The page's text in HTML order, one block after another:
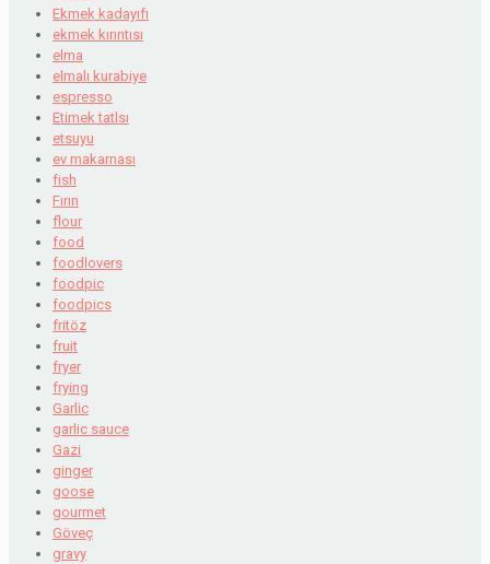
Ekmek kadayıfı
ekmek kırıntısı
elma
elmalı kurabiye
espresso
Etimek tatlsı
etsuyu
ev makarnası
fish
Fırın
flour
food
foodlovers
foodpic
foodpics
fritöz
fruit
fryer
frying
Garlic
garlic sauce
Gazi
ginger
goose
gourmet
Göveç
gravy